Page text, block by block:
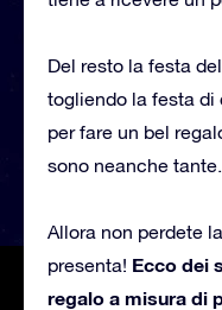
Del resto la festa
togliendo la festa di
per fare un bel
sono neanche tante.
Allora non perdete
presenta! Ecco dei
regalo a misura di